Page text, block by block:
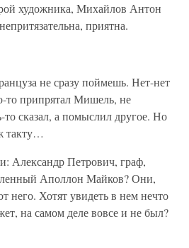
художника, Михайлов Антон
приятна.
не сразу поймешь. Нет-нет
то припрятал Мишель, не
то сказал, а помыслил другое. Но
такту…
Александр Петрович, граф,
Аполлон Майков? Они,
него. Хотят увидеть в нем нечто
на самом деле вовсе и не был?